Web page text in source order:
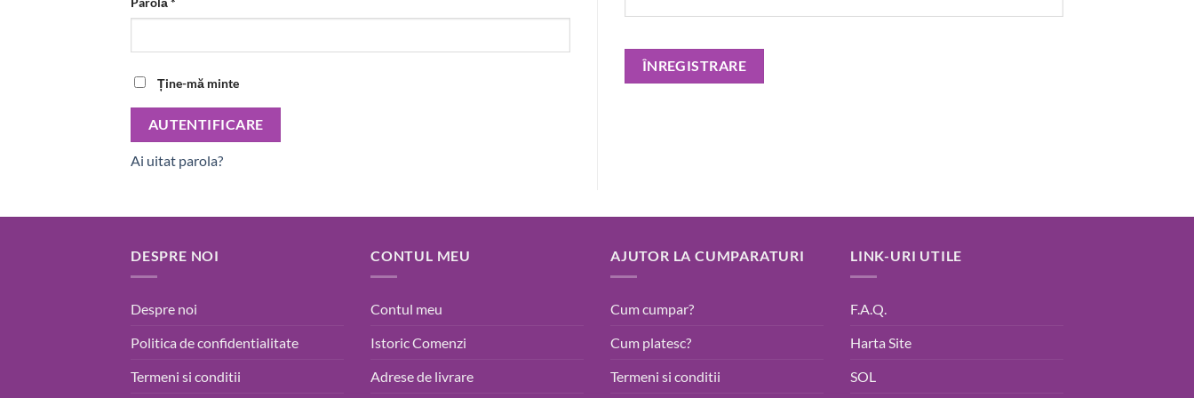
Ține-mă minte
AUTENTIFICARE
Ai uitat parola?
ÎNREGISTRARE
DESPRE NOI
Despre noi
Politica de confidentialitate
Termeni si conditii
CONTUL MEU
Contul meu
Istoric Comenzi
Adrese de livrare
AJUTOR LA CUMPARATURI
Cum cumpar?
Cum platesc?
Termeni si conditii
LINK-URI UTILE
F.A.Q.
Harta Site
SOL